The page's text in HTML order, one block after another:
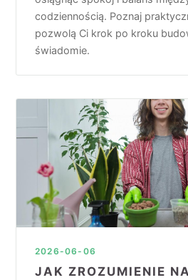
codziennością. Poznaj
pozwolą Ci krok po kroku
świadomie.
2026-06-06
JAK ZROZUMIENIE